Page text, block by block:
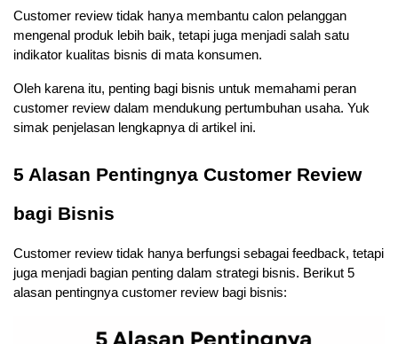
Customer review tidak hanya membantu calon pelanggan
mengenal produk lebih baik, tetapi juga menjadi salah satu
indikator kualitas bisnis di mata konsumen.
Oleh karena itu, penting bagi bisnis untuk memahami peran
customer review dalam mendukung pertumbuhan usaha. Yuk
simak penjelasan lengkapnya di artikel ini.
5 Alasan Pentingnya Customer Review
bagi Bisnis
Customer review tidak hanya berfungsi sebagai feedback, tetapi
juga menjadi bagian penting dalam strategi bisnis. Berikut 5
alasan pentingnya customer review bagi bisnis: